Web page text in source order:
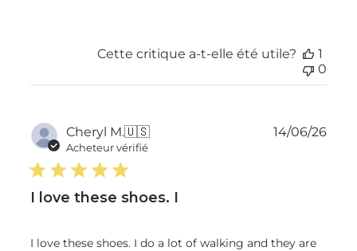
Cette critique a-t-elle été utile?
1
0
Cheryl M.🇺🇸
Acheteur vérifié
I love these shoes. I
I love these shoes. I do a lot of walking and they are
Date
14/06/26